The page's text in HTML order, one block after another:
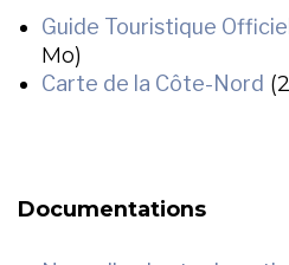
Guide Touristique
Mo)
Carte de la Côte-Nord
Documentations